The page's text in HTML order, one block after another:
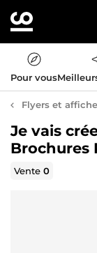
Pour vous
Flyers et
Je vais
Brochures
Vente0